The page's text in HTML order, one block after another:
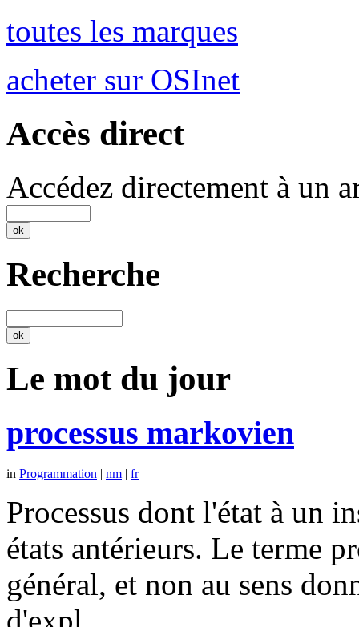
toutes les marques
acheter sur OSInet
Accès direct
Accédez directement à un
Recherche
Le mot du jour
processus markovien
in Programmation | nm | fr
Processus dont l'état à un
états antérieurs. Le terme
général, et non au sens